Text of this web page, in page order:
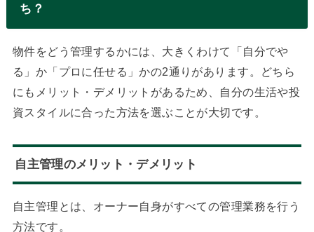
ち？
物件をどう管理するかには、大きくわけて「自分でや
る」か「プロに任せる」かの2通りがあります。どちら
にもメリット・デメリットがあるため、自分の生活や投
資スタイルに合った方法を選ぶことが大切です。
自主管理のメリット・デメリット
自主管理とは、オーナー自身がすべての管理業務を行う
方法です。